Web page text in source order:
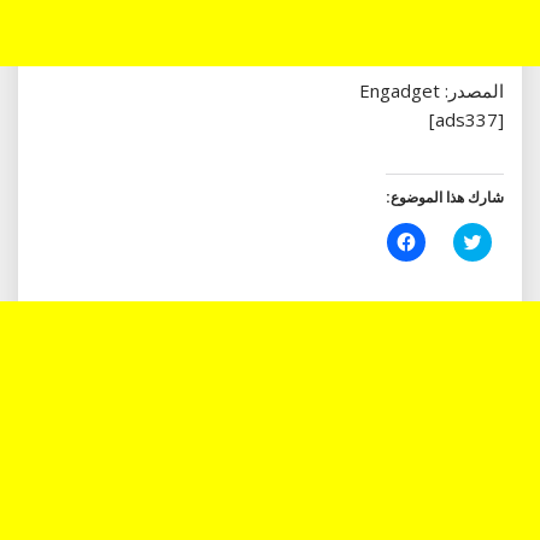
المصدر: Engadget
[ads337]
شارك هذا الموضوع:
اضغط
للمشاركة
(فتح
انقر
للمشاركة
(فتح